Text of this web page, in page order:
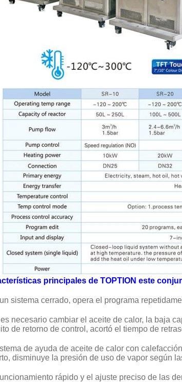
principales de TOPTION este
sistema cerrado, opera el programa
necesario cambiar el aceite de calor, la baja
de retorno de control, acortó el tiempo de
de ayuda de aceite de calor con
disminuye la presión de uso de vapor según
rápido y el ajuste preciso de las